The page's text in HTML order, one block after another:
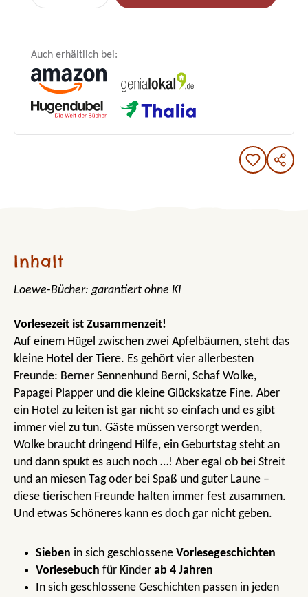
Auch erhältlich bei:
Inhalt
Loewe-Bücher: garantiert ohne KI
Vorlesezeit ist Zusammenzeit!
Auf einem Hügel zwischen zwei Apfelbäumen, steht das
kleine Hotel der Tiere. Es gehört vier allerbesten
Freunde: Berner Sennenhund Berni, Schaf Wolke,
Papagei Plapper und die kleine Glückskatze Fine. Aber
ein Hotel zu leiten ist gar nicht so einfach und es gibt
immer viel zu tun. Gäste müssen versorgt werden,
Wolke braucht dringend Hilfe, ein Geburtstag steht an
und dann spukt es auch noch …! Aber egal ob bei Streit
und an miesen Tag oder bei Spaß und guter Laune –
diese tierischen Freunde halten immer fest zusammen.
Und etwas Schöneres kann es doch gar nicht geben.
Sieben in sich geschlossene Vorlesegeschichten
Vorlesebuch für Kinder ab 4 Jahren
In sich geschlossene Geschichten passen in jeden